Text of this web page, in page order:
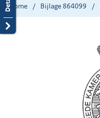
Home Bijlage 864099